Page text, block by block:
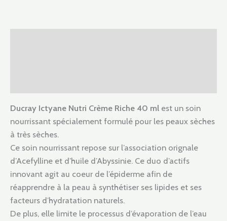
Ducray Ictyane Nutri Crème Riche 40 ml est un soin
nourrissant spécialement formulé pour les peaux sèches
à très sèches.
Ce soin nourrissant repose sur l’association orignale
d’Acefylline et d’huile d’Abyssinie. Ce duo d’actifs
innovant agit au coeur de l’épiderme afin de
réapprendre à la peau à synthétiser ses lipides et ses
facteurs d’hydratation naturels.
De plus, elle limite le processus d’évaporation de l’eau